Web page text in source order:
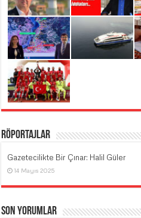
Röportajlar
Gazetecilikte Bir Çınar: Halil Güler
14 Mayıs 2025
Son Yorumlar